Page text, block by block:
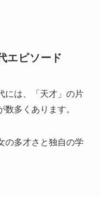
エピソード
には、「天才」の片
多くあります。
の多才さと独自の学